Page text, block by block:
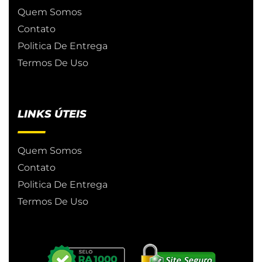
Quem Somos
Contato
Politica De Entrega
Termos De Uso
LINKS ÚTEIS
Quem Somos
Contato
Politica De Entrega
Termos De Uso